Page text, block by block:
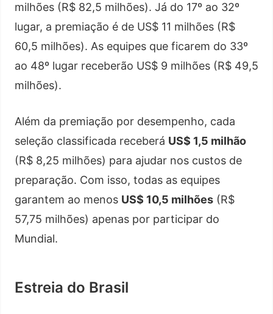
milhões (R$ 82,5 milhões). Já do 17º ao 32º
lugar, a premiação é de US$ 11 milhões (R$
60,5 milhões). As equipes que ficarem do 33º
ao 48º lugar receberão US$ 9 milhões (R$ 49,5
milhões).
Além da premiação por desempenho, cada
seleção classificada receberá US$ 1,5 milhão
(R$ 8,25 milhões) para ajudar nos custos de
preparação. Com isso, todas as equipes
garantem ao menos US$ 10,5 milhões (R$
57,75 milhões) apenas por participar do
Mundial.
Estreia do Brasil